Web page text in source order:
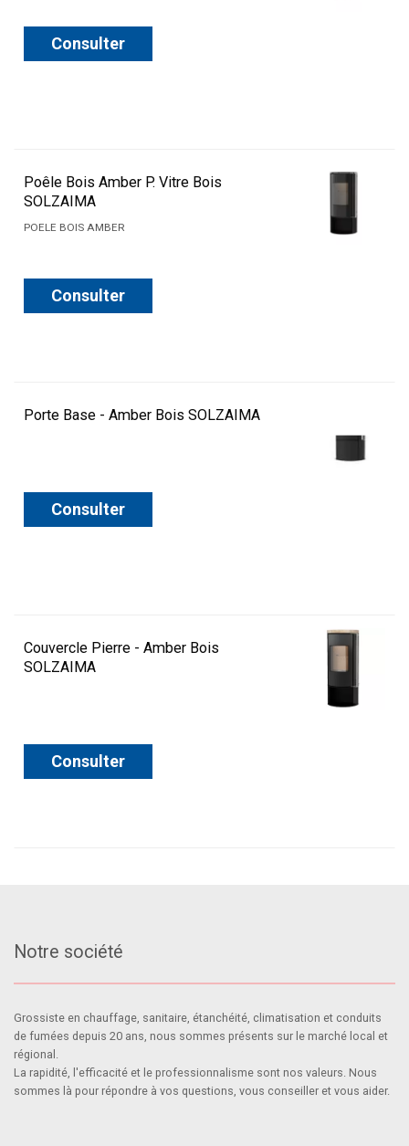
Consulter
Poêle Bois Amber P. Vitre Bois
SOLZAIMA
POELE BOIS AMBER
Consulter
Porte Base - Amber Bois SOLZAIMA
Consulter
Couvercle Pierre - Amber Bois
SOLZAIMA
Consulter
Notre société
Grossiste en chauffage, sanitaire, étanchéité, climatisation et conduits
de fumées depuis 20 ans, nous sommes présents sur le marché local et
régional.
La rapidité, l'efficacité et le professionnalisme sont nos valeurs. Nous
sommes là pour répondre à vos questions, vous conseiller et vous aider.